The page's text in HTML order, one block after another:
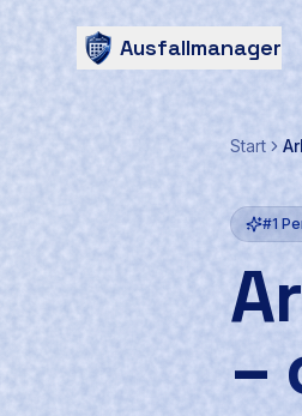
Ausfallmanager
Start
#1
–